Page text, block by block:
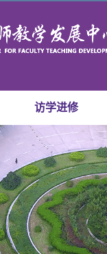
访学进修